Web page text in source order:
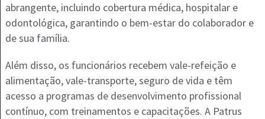
abrangente, incluindo cobertura médica, hospitalar e
odontológica, garantindo o bem-estar do colaborador e
de sua família.
Além disso, os funcionários recebem vale-refeição e
alimentação, vale-transporte, seguro de vida e têm
acesso a programas de desenvolvimento profissional
contínuo, com treinamentos e capacitações. A Patrus